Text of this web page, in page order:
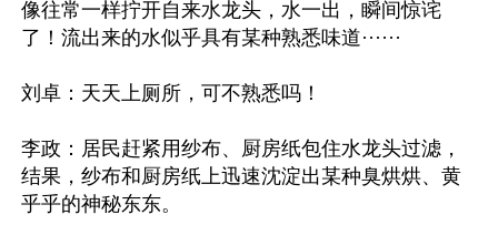
像往常一样拧开自来水龙头，水一出，瞬间惊诧
了！流出来的水似乎具有某种熟悉味道······
刘卓：天天上厕所，可不熟悉吗！
李政：居民赶紧用纱布、厨房纸包住水龙头过滤，
结果，纱布和厨房纸上迅速沈淀出某种臭烘烘、黄
乎乎的神秘东东。